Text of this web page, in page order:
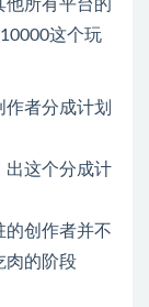
他所有平台的
这个玩
者分成计划
出这个分成计
的创作者并不
肉的阶段